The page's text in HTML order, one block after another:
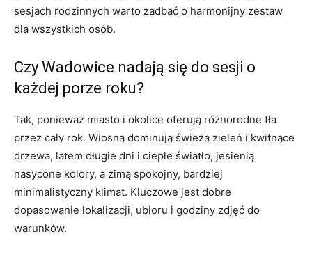
sesjach rodzinnych warto zadbać o harmonijny zestaw
dla wszystkich osób.
Czy Wadowice nadają się do sesji o
każdej porze roku?
Tak, ponieważ miasto i okolice oferują różnorodne tła
przez cały rok. Wiosną dominują świeża zieleń i kwitnące
drzewa, latem długie dni i ciepłe światło, jesienią
nasycone kolory, a zimą spokojny, bardziej
minimalistyczny klimat. Kluczowe jest dobre
dopasowanie lokalizacji, ubioru i godziny zdjęć do
warunków.